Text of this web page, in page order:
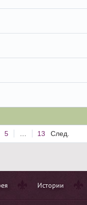
5 … 13 След.
Истории